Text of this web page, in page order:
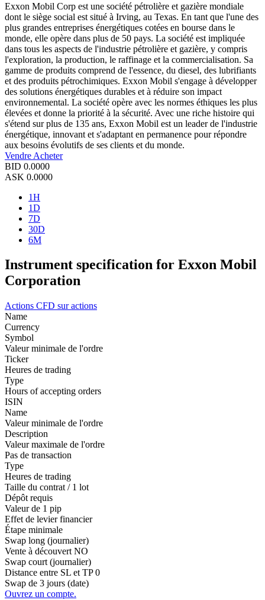
Exxon Mobil Corp est une société pétrolière et gazière mondiale
dont le siège social est situé à Irving, au Texas. En tant que l'une des
plus grandes entreprises énergétiques cotées en bourse dans le
monde, elle opère dans plus de 50 pays. La société est impliquée
dans tous les aspects de l'industrie pétrolière et gazière, y compris
l'exploration, la production, le raffinage et la commercialisation. Sa
gamme de produits comprend de l'essence, du diesel, des lubrifiants
et des produits pétrochimiques. Exxon Mobil s'engage à développer
des solutions énergétiques durables et à réduire son impact
environnemental. La société opère avec les normes éthiques les plus
élevées et donne la priorité à la sécurité. Avec une riche histoire qui
s'étend sur plus de 135 ans, Exxon Mobil est un leader de l'industrie
énergétique, innovant et s'adaptant en permanence pour répondre
aux besoins évolutifs de ses clients et du monde.
Vendre Acheter
BID 0.0000
ASK 0.0000
1H
1D
7D
30D
6M
Instrument specification for Exxon Mobil
Corporation
Actions CFD sur actions
Name
Currency
Symbol
Valeur minimale de l'ordre
Ticker
Heures de trading
Type
Hours of accepting orders
ISIN
Name
Valeur minimale de l'ordre
Description
Valeur maximale de l'ordre
Pas de transaction
Type
Heures de trading
Taille du contrat / 1 lot
Dépôt requis
Valeur de 1 pip
Effet de levier financier
Étape minimale
Swap long (journalier)
Vente à découvert NO
Swap court (journalier)
Distance entre SL et TP 0
Swap de 3 jours (date)
Ouvrez un compte.